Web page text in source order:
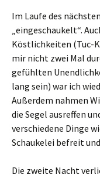
Im Laufe des
„eingeschaukelt“.
Köstlichkeiten (Tuc-
mir nicht zwei Mal
gefühlten
lang sein) war ich
Außerdem nahmen
die Segel ausreffen
verschiedene Dinge
Schaukelei befreit
Die zweite Nacht